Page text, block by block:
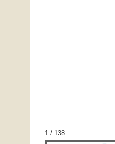
1 / 138